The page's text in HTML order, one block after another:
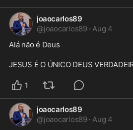
joaocarlos89
@joaocarlos89 · Aug 4
Alá não é Deus
JESUS É O ÚNICO DEUS
1
joaocarlos89
@joaocarlos89 · Aug 4